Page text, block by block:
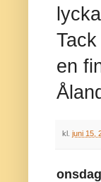
en
kl. juni 15,